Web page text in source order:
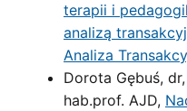
terapii i
analizą
Analiza
Dorota Gębuś,
hab.prof. AJD,